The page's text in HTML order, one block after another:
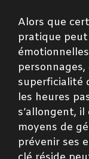
Alors que
pratique peut
superficialité
les heures
s’allongent,
moyens de
prévenir ses